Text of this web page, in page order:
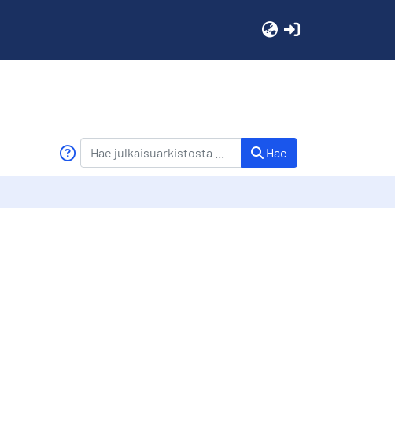
Hae